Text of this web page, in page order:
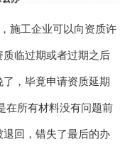
施工企业可以向资质许
临过期或者过期之后
，毕竟申请资质延期
在所有材料没有问题前
回，错失了最后的办